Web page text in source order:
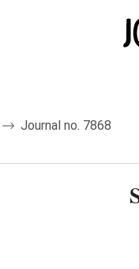
Journal no. 7868